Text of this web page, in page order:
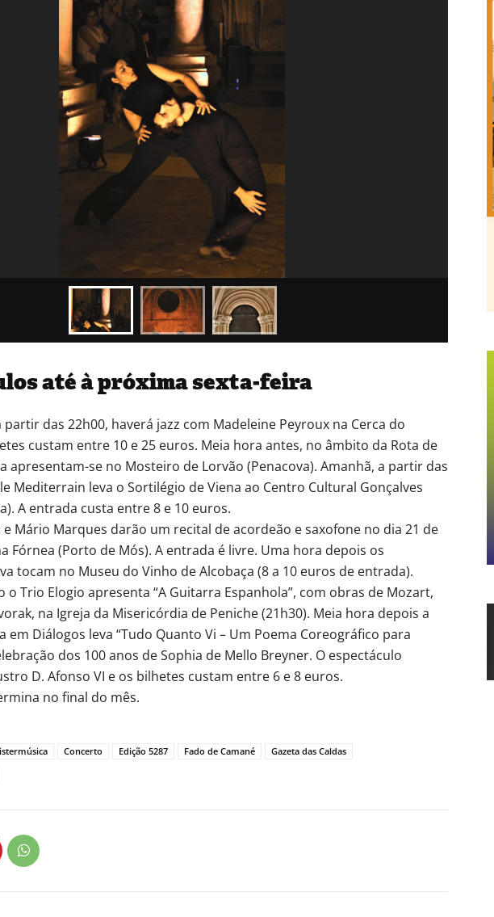
até à próxima sexta-feira
partir das 22h00, haverá jazz com Madeleine Peyroux na Cerca do
custam entre 10 e 25 euros. Meia hora antes, no âmbito da Rota de
apresentam-se no Mosteiro de Lorvão (Penacova). Amanhã, a partir das
Mediterrain leva o Sortilégio de Viena ao Centro Cultural Gonçalves
A entrada custa entre 8 e 10 euros.
e Mário Marques darão um recital de acordeão e saxofone no dia 21 de
Fórnea (Porto de Mós). A entrada é livre. Uma hora depois os
tocam no Museu do Vinho de Alcobaça (8 a 10 euros de entrada).
o Trio Elogio apresenta “A Guitarra Espanhola”, com obras de Mozart,
na Igreja da Misericórdia de Peniche (21h30). Meia hora depois a
em Diálogos leva “Tudo Quanto Vi – Um Poema Coreográfico para
dos 100 anos de Sophia de Mello Breyner. O espectáculo
D. Afonso VI e os bilhetes custam entre 6 e 8 euros.
no final do mês.
Concerto Edição 5287 Fado de Camané
Gazeta das Caldas